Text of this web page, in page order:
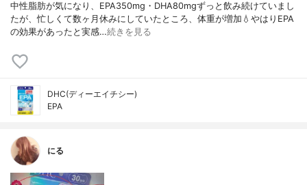
中性脂肪が気になり、EPA350mg・DHA80mgずっと飲み続けていまし
たが、忙しくて数ヶ月休みにしていたところ、体重が増加💧やはりEPA
の効果があったと実感…続きを見る
DHC(ディーエイチシー)
EPA
にる